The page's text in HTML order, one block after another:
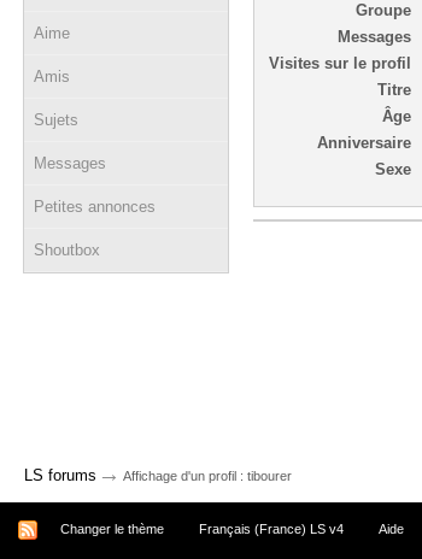
Aime
Amis
Sujets
Messages
Petites annonces
Shoutbox
Groupe
Messages
Visites sur le profil
Titre
Âge
Anniversaire
Sexe
LS forums → Affichage d'un profil : tibourer
Changer le thème Français (France) LS v4 Aide